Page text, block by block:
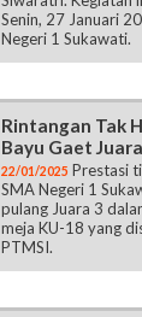
Senin, 27 Januari
Negeri 1 Sukawati.
Rintangan Tak
Bayu Gaet
22/01/2025 Prestasi
SMA Negeri 1
pulang Juara 3
meja KU-18 yang
PTMSI.